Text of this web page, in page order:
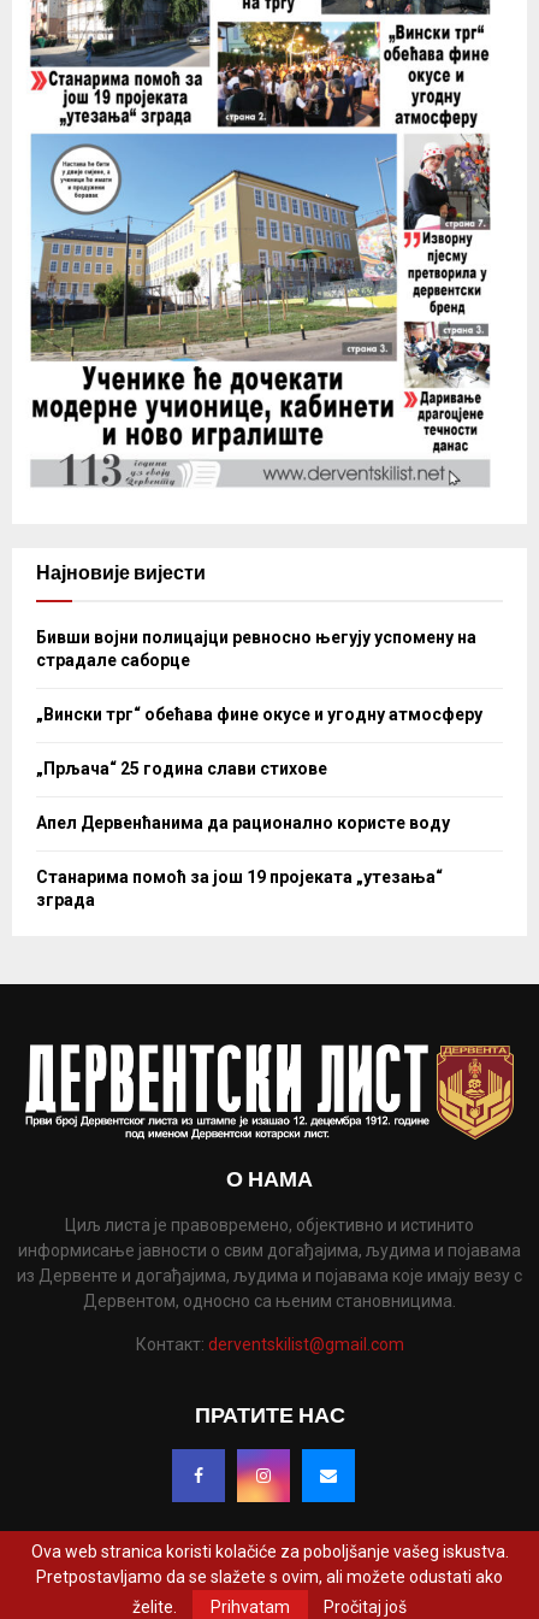
Најновије вијести
Бивши војни полицајци ревносно његују успомену на
страдале саборце
„Вински трг“ обећава фине окусе и угодну атмосферу
„Прљача“ 25 година слави стихове
Апел Дервенћанима да рационално користе воду
Станарима помоћ за још 19 пројеката „утезања“
зграда
О НАМА
Циљ листа је правовремено, објективно и истинито
информисање јавности о свим догађајима, људима и појавама
из Дервенте и догађајима, људима и појавама које имају везу с
Дервентом, односно са њеним становницима.
Контакт: derventskilist@gmail.com
ПРАТИТЕ НАС
@2022 - www.derventskilist.net. Сва права задржана. Дизајнирао и развио
ProCreative Studio
Ova web stranica koristi kolačiće za poboljšanje vašeg iskustva.
Pretpostavljamo da se slažete s ovim, ali možete odustati ako
želite.
Prihvatam Pročitaj još